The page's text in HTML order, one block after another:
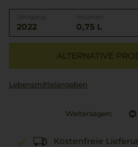
2022 0,75 L
ALTERNATIVE
Lebensmittel­angaben
Weitersagen:
Kostenfreie